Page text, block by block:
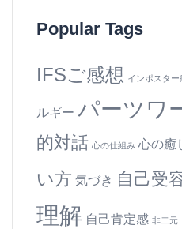
Popular Tags
IFSご感想 インポスター
ルギー パーツワ
的対話 心の仕組み 心の癒
い方 気づき 自己受
理解 自己肯定感 非二元